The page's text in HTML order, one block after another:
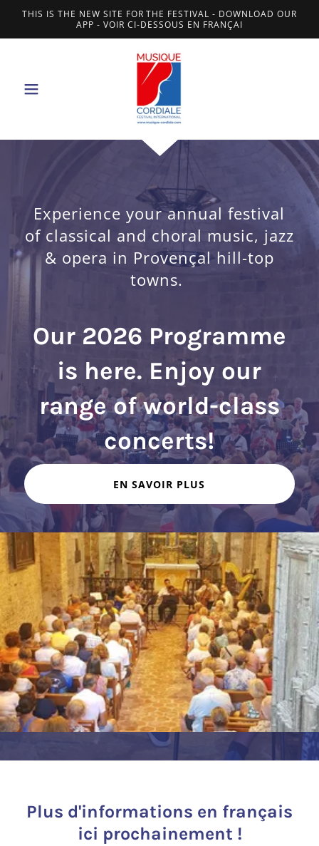
THIS IS THE NEW SITE FOR THE FESTIVAL - DOWNLOAD OUR
APP - VOIR CI-DESSOUS EN FRANÇAI
Experience your annual festival
of classical and choral music, jazz
& opera in Provençal hill-top
towns.
Our 2026 Programme
is here. Enjoy our
range of world-class
concerts!
EN SAVOIR PLUS
Plus d'informations en français
ici prochainement !